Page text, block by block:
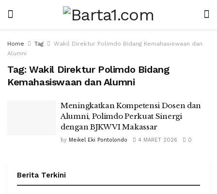
Home Tag
Wakil Direktur Polimdo Bidang Kemahasiswaan dan
Alumni
Tag: Wakil Direktur Polimdo Bidang
Kemahasiswaan dan Alumni
Meningkatkan Kompetensi Dosen dan
Alumni, Polimdo Perkuat Sinergi
dengan BJKW VI Makassar
by Meikel Eki Pontolondo 4 MARET 2026 0
Berita Terkini